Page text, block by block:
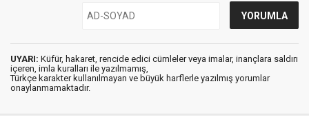
UYARI: Küfür, hakaret, rencide edici cümleler veya imalar, inançlara saldırı
içeren, imla kuralları ile yazılmamış,
Türkçe karakter kullanılmayan ve büyük harflerle yazılmış yorumlar
onaylanmamaktadır.